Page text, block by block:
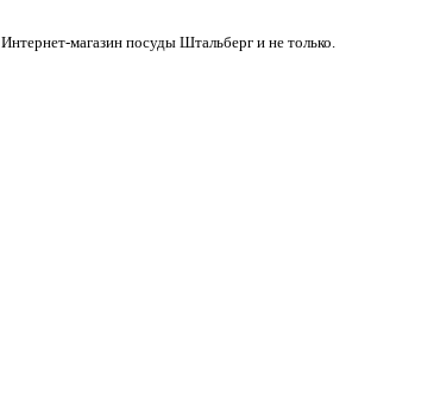
Интернет-магазин посуды Штальберг и не только.